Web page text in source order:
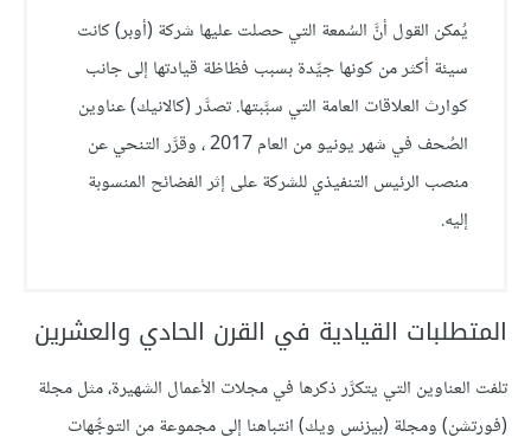
يُمكن القول أنَّ السُمعة التي حصلت عليها شركة (أوبر) كانت
سيئة أكثر من كونها جيِّدة بسبب فظاظة قيادتها إلى جانب
كوارث العلاقات العامة التي سبَّبتها. تصدَّر (كالانيك) عناوين
الصُحف في شهر يونيو من العام 2017 ، وقرَّر التنحي عن
منصب الرئيس التنفيذي للشركة على إثر الفضائح المنسوبة
إليه.
المتطلبات القيادية في القرن الحادي والعشرين
تلفت العناوين التي يتكرَّر ذكرها في مجلات الأعمال الشهيرة، مثل مجلة
(فورتشن) ومجلة (بيزنس ويك) انتباهنا إلى مجموعة من التوجُّهات